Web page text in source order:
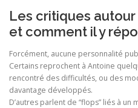
Les critiques autour
et comment il y
Forcément, aucune personnalité
Certains reprochent à Antoine
rencontré des difficultés, ou des
davantage développés.
D’autres parlent de “flops” liés à un